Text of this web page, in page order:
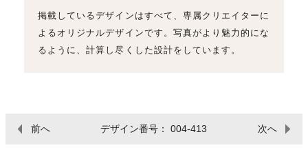
掲載しているデザインはすべて、専属クリエイターに
よるオリジナルデザインです。写真がより魅力的にな
るように、計算し尽くした設計をしています。
前へ デザイン番号： 004-413 次へ